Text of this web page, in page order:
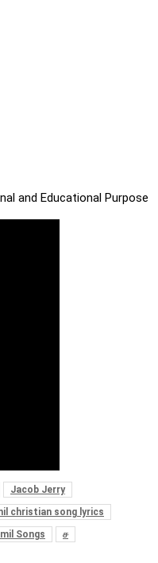
and Educational Purpose
Jacob Jerry
christian song lyrics
Songs ச